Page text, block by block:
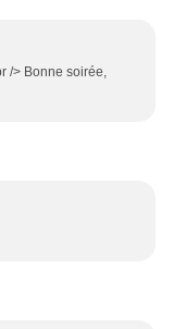
/> Bonne soirée,